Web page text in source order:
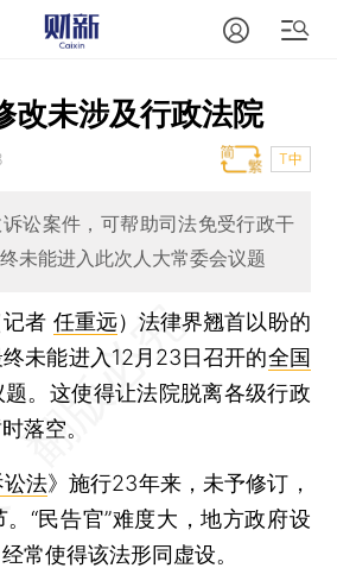
改未涉及行政法院
T中
讼案件，可帮助司法免受行政干
未能进入此次人大常委会议题
记者 任重远） 法律界翘首以盼的
未能进入12月23日召开的全国
题。这使得让法院脱离各级行政
落空。
法》施行23年来，未予修订，
“民告官”难度大，地方政府设
常使得该法形同虚设。